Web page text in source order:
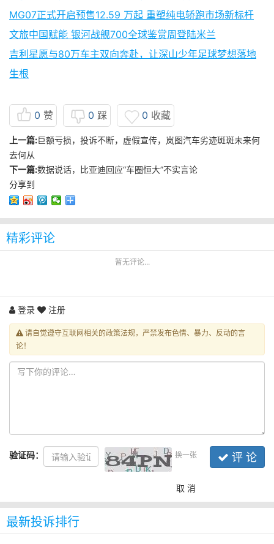
MG07正式开启预售12.59 万起 重塑纯电轿跑市场新标杆
文旅中国赋能 银河战舰700全球鉴赏周登陆米兰
吉利星愿与80万车主双向奔赴，让深山少年足球梦想落地
生根
0 赞 0 踩 0 收藏
上一篇:巨额亏损，投诉不断，虚假宣传，岚图汽车劣迹斑斑未来何
去何从
下一篇:数据说话，比亚迪回应“车圈恒大”不实言论
分享到
精彩评论
暂无评论...
登录 注册
请自觉遵守互联网相关的政策法规，严禁发布色情、暴力、反动的言
论！
验证码： 换一张 评 论
取 消
最新投诉排行